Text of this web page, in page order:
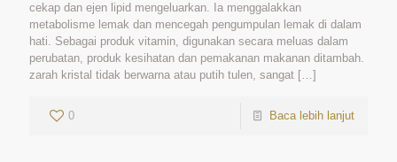
cekap dan ejen lipid mengeluarkan. Ia menggalakkan
metabolisme lemak dan mencegah pengumpulan lemak di dalam
hati. Sebagai produk vitamin, digunakan secara meluas dalam
perubatan, produk kesihatan dan pemakanan makanan ditambah.
zarah kristal tidak berwarna atau putih tulen, sangat […]
0 Baca lebih lanjut